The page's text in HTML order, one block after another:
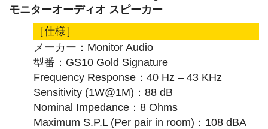
モニターオーディオ スピーカー
［仕様］
メーカー：Monitor Audio
型番：GS10 Gold Signature
Frequency Response：40 Hz – 43 KHz
Sensitivity (1W@1M)：88 dB
Nominal Impedance：8 Ohms
Maximum S.P.L (Per pair in room)：108 dBA